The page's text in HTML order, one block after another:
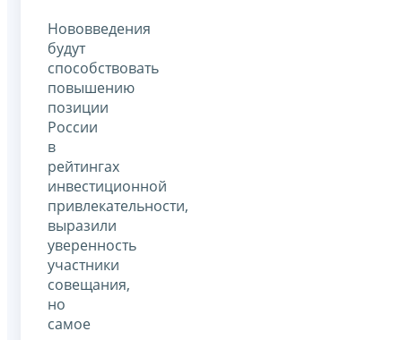
Нововведения
будут
способствовать
повышению
позиции
России
в
рейтингах
инвестиционной
привлекательности,
выразили
уверенность
участники
совещания,
но
самое